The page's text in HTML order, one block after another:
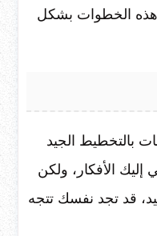
هذه الخطوات بشكل
بالتخطيط الجيد
الأفكار، ولكن
قد تجد نفسك تتجه